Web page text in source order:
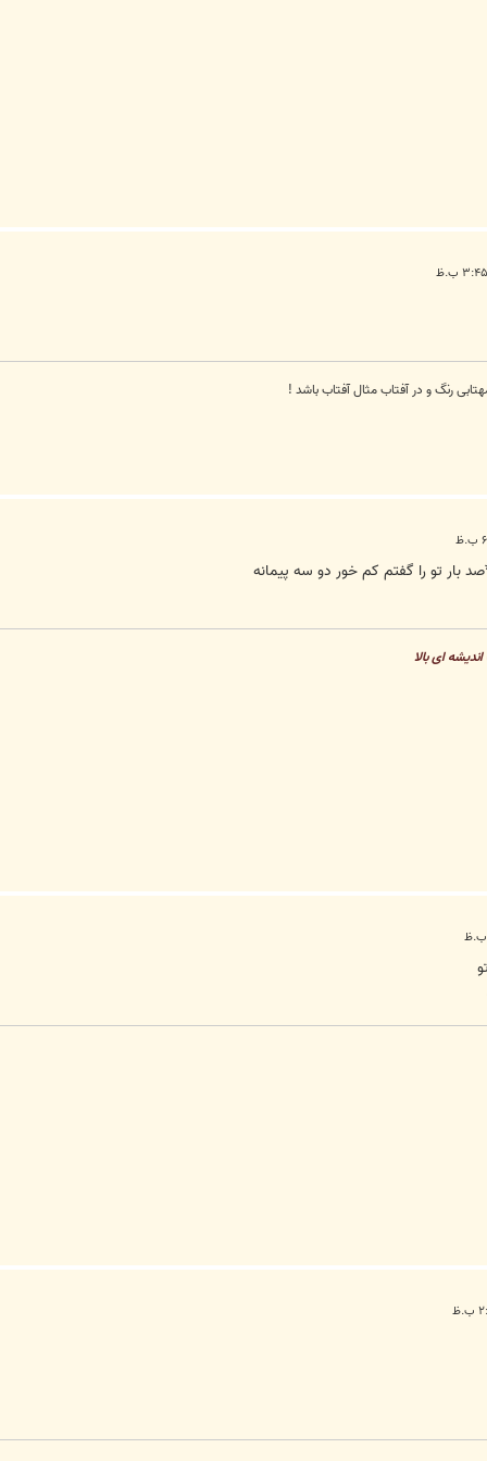
رنگ و در آفتاب مثال آفتاب باشد !
بار تو را گفتم کم خور دو سه پيمانه
ای بالا